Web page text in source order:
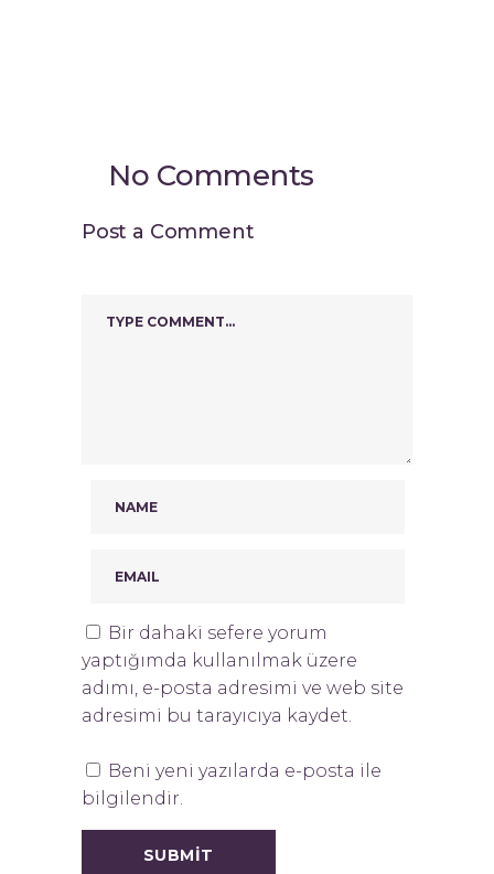
No Comments
Post a Comment
Bir dahaki sefere yorum
yaptığımda kullanılmak üzere
adımı, e-posta adresimi ve web site
adresimi bu tarayıcıya kaydet.
Beni yeni yazılarda e-posta ile
bilgilendir.